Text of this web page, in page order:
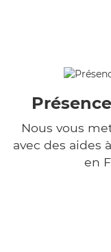
Nous vous
avec des aides
en